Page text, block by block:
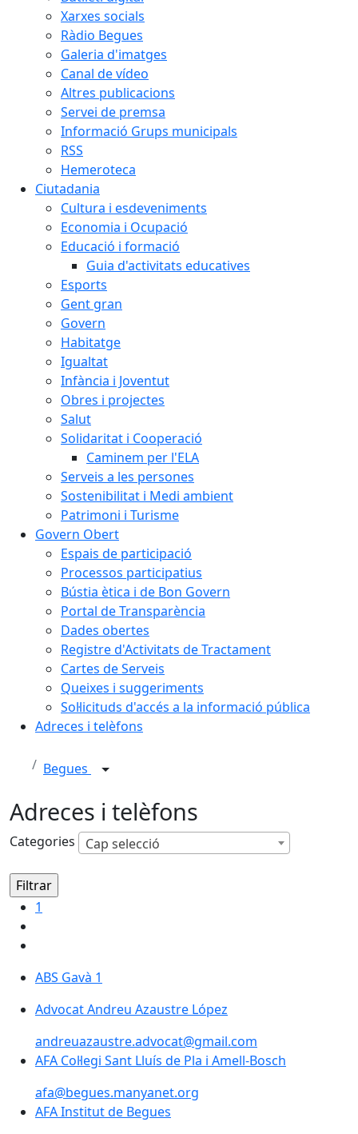
Xarxes socials
Ràdio Begues
Galeria d'imatges
Canal de vídeo
Altres publicacions
Servei de premsa
Informació Grups municipals
RSS
Hemeroteca
Ciutadania
Cultura i esdeveniments
Economia i Ocupació
Educació i formació
Guia d'activitats educatives
Esports
Gent gran
Govern
Habitatge
Igualtat
Infància i Joventut
Obres i projectes
Salut
Solidaritat i Cooperació
Caminem per l'ELA
Serveis a les persones
Sostenibilitat i Medi ambient
Patrimoni i Turisme
Govern Obert
Espais de participació
Processos participatius
Bústia ètica i de Bon Govern
Portal de Transparència
Dades obertes
Registre d'Activitats de Tractament
Cartes de Serveis
Queixes i suggeriments
Sol·licituds d'accés a la informació pública
Adreces i telèfons
Begues
Adreces i telèfons
Categories Cap selecció
1
ABS Gavà 1
Advocat Andreu Azaustre López
andreuazaustre.advocat@gmail.com
AFA Col·legi Sant Lluís de Pla i Amell-Bosch
AFA Col·legi Sant Lluís de Pla i Amell-Bosch
afa@begues.manyanet.org
AFA Institut de Begues
AFA Institut de Begues